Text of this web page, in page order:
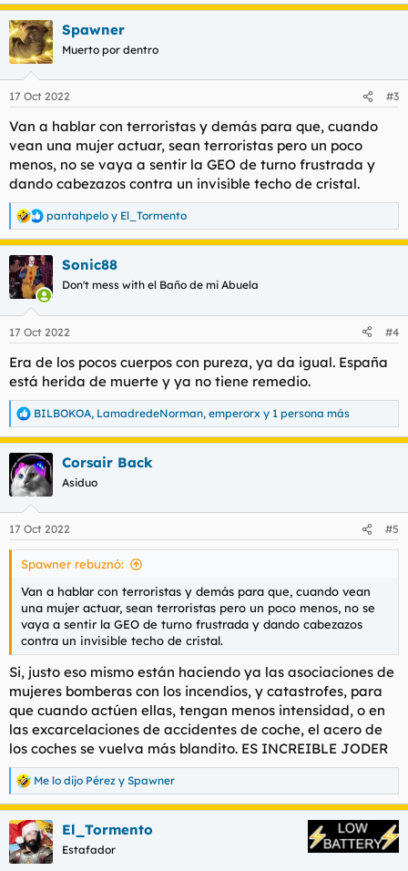
Spawner
Muerto por dentro
17 Oct 2022 #3
Van a hablar con terroristas y demás para que, cuando
vean una mujer actuar, sean terroristas pero un poco
menos, no se vaya a sentir la GEO de turno frustrada y
dando cabezazos contra un invisible techo de cristal.
R
e
c
c
i
e
:
pantahpelo y El_Tormento
Sonic88
Don't mess with el Baño de mi Abuela
17 Oct 2022 #4
Era de los pocos cuerpos con pureza, ya da igual. España
está herida de muerte y ya no tiene remedio.
R
e
a
c
c
i
e
s
BILBOKOA, LamadredeNorman, emperorx y 1 persona más
Corsair Back
Asiduo
17 Oct 2022 #5
Spawner rebuznó:
Van a hablar con terroristas y demás para que, cuando vean
una mujer actuar, sean terroristas pero un poco menos, no se
vaya a sentir la GEO de turno frustrada y dando cabezazos
contra un invisible techo de cristal.
Si, justo eso mismo están haciendo ya las asociaciones de
mujeres bomberas con los incendios, y catastrofes, para
que cuando actúen ellas, tengan menos intensidad, o en
las excarcelaciones de accidentes de coche, el acero de
los coches se vuelva más blandito. ES INCREIBLE JODER
R
e
a
c
c
i
Me lo dijo Pérez y Spawner
El_Tormento
Estafador